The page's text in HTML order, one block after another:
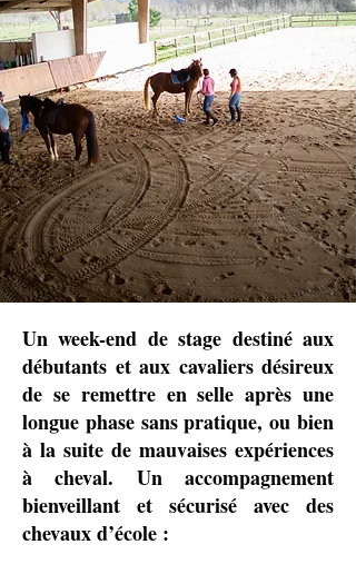
Un week-end de stage destiné aux
débutants et aux cavaliers désireux
de se remettre en selle après une
longue phase sans pratique, ou bien
à la suite de mauvaises expériences
à cheval. Un accompagnement
bienveillant et sécurisé avec des
chevaux d’école :